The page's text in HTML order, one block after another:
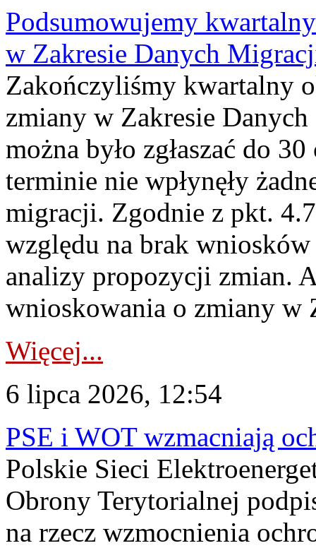
Podsumowujemy
w Zakresie Danych
Zakończyliśmy kwartalny
zmiany w Zakresie
można było zgłaszać do
terminie nie wpłynęły
migracji. Zgodnie z pkt.
względu na brak
analizy propozycji zmian.
wnioskowania o zmiany w
Więcej...
6 lipca 2026, 12:54
PSE i WOT wzmacniają
Polskie Sieci
Obrony Terytorialnej
na rzecz wzmocnienia